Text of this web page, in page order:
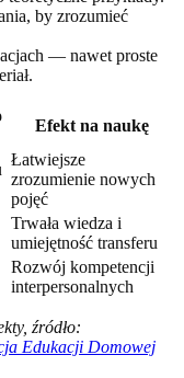
by zrozumieć
— nawet proste
Efekt na naukę
Łatwiejsze
zrozumienie nowych
pojęć
Trwała wiedza i
umiejętność transferu
Rozwój kompetencji
interpersonalnych
źródło:
Edukacji Domowej